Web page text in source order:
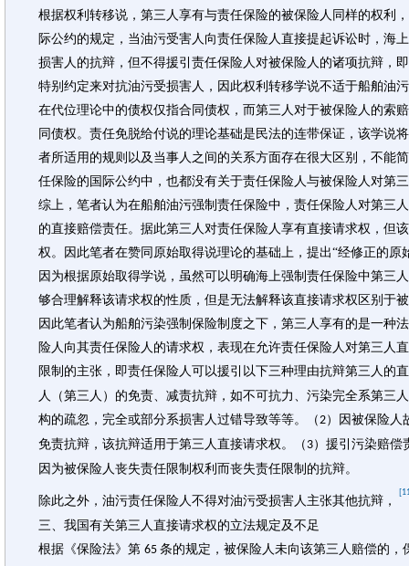
根据权利转移说，第三人享有与责任保险的被保险人同样的权利
际公约的规定，当油污受害人向责任保险人直接提起诉讼时，海
损害人的抗辩，但不得援引责任保险人对被保险人的诸项抗辩，
特别约定来对抗油污受损害人，因此权利转移学说不适于船舶油
在代位理论中的债权仅指合同债权，而第三人对于被保险人的索
同债权。责任免脱给付说的理论基础是民法的连带保证，该学说
者所适用的规则以及当事人之间的关系方面存在很大区别，不能
任保险的国际公约中，也都没有关于责任保险人与被保险人对第
综上，笔者认为在船舶油污强制责任保险中，责任保险人对第三
的直接赔偿责任。据此第三人对责任保险人享有直接请求权，但
权。因此笔者在赞同原始取得说理论的基础上，提出“经修正的原
因为根据原始取得学说，虽然可以明确海上强制责任保险中第三
够合理解释该请求权的性质，但是无法解释该直接请求权区别于
因此笔者认为船舶污染强制保险制度之下，第三人享有的是一种
险人向其责任保险人的请求权，表现在允许责任保险人对第三人
限制的主张，即责任保险人可以援引以下三种理由抗辩第三人的
人（第三人）的免责、减责抗辩，如不可抗力、污染完全系第三
构的疏忽，完全或部分系损害人过错导致等等。（2）因被保险人
免责抗辩，该抗辩适用于第三人直接请求权。（ 3）援引污染赔偿
因为被保险人丧失责任限制权利而丧失责任限制的抗辩。
除此之外，油污责任保险人不得对油污受损害人主张其他抗辩，
三、我国有关第三人直接请求权的立法规定及不足
根据《保险法》第 65 条的规定，被保险人未向该第三人赔偿的